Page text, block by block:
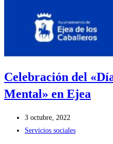
Celebración del
Mental» en Ejea
Publicación
de
3 octubre, 2022
Categoría
Servicios sociales